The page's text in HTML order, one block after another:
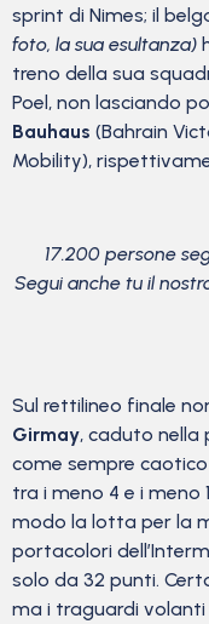
sprint di Nimes; il
foto, la sua esultanza)
treno della sua
Poel, non lasciando
Bauhaus (Bahrain
Mobility),
17.200 persone
Segui anche tu il
Sul rettilineo finale
Girmay, caduto nella
come sempre
tra i meno 4 e i meno
modo la lotta per la
portacolori
solo da 32 punti.
ma i traguardi